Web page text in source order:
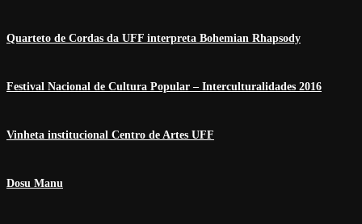
Quarteto de Cordas da UFF interpreta Bohemian Rhapsody
Festival Nacional de Cultura Popular – Interculturalidades 2016
Vinheta institucional Centro de Artes UFF
Dosu Manu